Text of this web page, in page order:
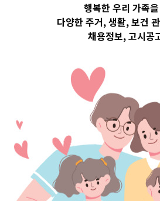
서울특별
구 Top 3
소식 –
readybaby-admin
행복한 우리 가족
다양한 주거, 생활, 보건
채용정보, 고시공